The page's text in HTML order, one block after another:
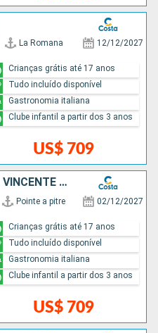
La Romana 12/12/2027
US$ 709
Crianças grátis até 17 anos
Tudo incluído disponível
Gastronomia italiana
Clube infantil a partir dos 3 anos
ANTIGUA E BARBUDA, SÃO VINCENTE E GRANADINAS, REPUBLICA DOMINICANA
Pointe a pitre 02/12/2027
US$ 709
Crianças grátis até 17 anos
Tudo incluído disponível
Gastronomia italiana
Clube infantil a partir dos 3 anos